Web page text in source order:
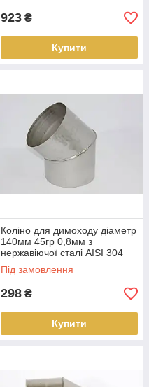
923 ₴
Купити
Коліно для димоходу діаметр
140мм 45гр 0,8мм з
нержавіючої сталі AISI 304
Під замовлення
298 ₴
Купити